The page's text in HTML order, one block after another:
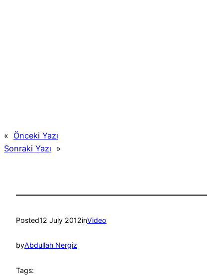
« Önceki Yazı
Sonraki Yazı »
Posted12 July 2012inVideo
byAbdullah Nergiz
Tags: